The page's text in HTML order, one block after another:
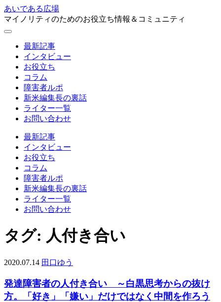
あいである広場
マイノリティのためのお役立ち情報＆コミュニティ
最新記事
インタビュー
お役立ち
コラム
障害者ルポ
新米編集長の裏話
ライター一覧
お問い合わせ
最新記事
インタビュー
お役立ち
コラム
障害者ルポ
新米編集長の裏話
ライター一覧
お問い合わせ
タグ: 人付き合い
2020.07.14 田口ゆう
発達障害者の人付き合い ～白黒思考からの抜け
方。「好き」「嫌い」だけではなく中間を作ろう